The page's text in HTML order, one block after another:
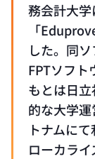
務会計大
「
した。同
FPTソフト
もとは日
的な大学
トナムに
ローカラ